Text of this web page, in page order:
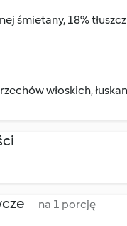
śmietany, 18%
włoskich,
na 1 porcję